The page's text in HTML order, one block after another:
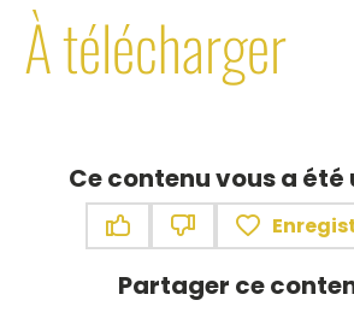
À télécharger
Ce contenu vous a été
Partager ce